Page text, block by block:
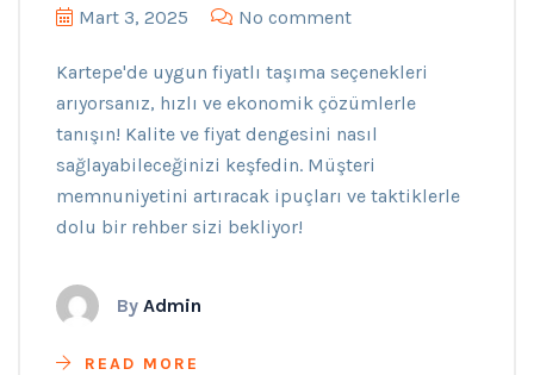
Mart 3, 2025 No comment
Kartepe'de uygun fiyatlı taşıma seçenekleri
arıyorsanız, hızlı ve ekonomik çözümlerle
tanışın! Kalite ve fiyat dengesini nasıl
sağlayabileceğinizi keşfedin. Müşteri
memnuniyetini artıracak ipuçları ve taktiklerle
dolu bir rehber sizi bekliyor!
By Admin
READ MORE